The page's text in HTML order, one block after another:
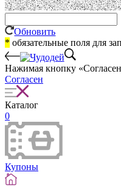
Обновить
* обязательные поля для
Нажимая кнопку
Согласен
Каталог
0
Купоны